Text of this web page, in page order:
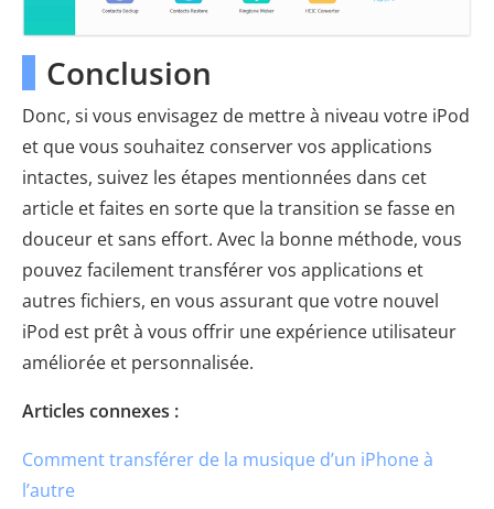
Conclusion
Donc, si vous envisagez de mettre à niveau votre iPod
et que vous souhaitez conserver vos applications
intactes, suivez les étapes mentionnées dans cet
article et faites en sorte que la transition se fasse en
douceur et sans effort. Avec la bonne méthode, vous
pouvez facilement transférer vos applications et
autres fichiers, en vous assurant que votre nouvel
iPod est prêt à vous offrir une expérience utilisateur
améliorée et personnalisée.
Articles connexes :
Comment transférer de la musique d’un iPhone à
l’autre